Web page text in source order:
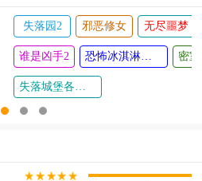
达芬奇密室2 恐怖躲猫猫3
逃脱 隐秘的原罪
失
谁